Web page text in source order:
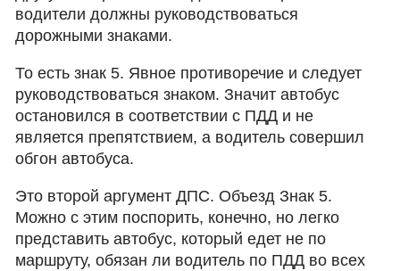
водители должны руководствоваться
дорожными знаками.
То есть знак 5. Явное противоречие и следует
руководствоваться знаком. Значит автобус
остановился в соответствии с ПДД и не
является препятствием, а водитель совершил
обгон автобуса.
Это второй аргумент ДПС. Объезд Знак 5.
Можно с этим поспорить, конечно, но легко
представить автобус, который едет не по
маршруту, обязан ли водитель по ПДД во всех